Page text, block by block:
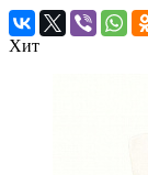
Хит